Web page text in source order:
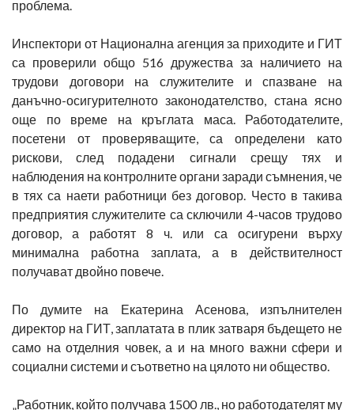
проблема.
Инспектори от Национална агенция за приходите и ГИТ
са проверили общо 516 дружества за наличието на
трудови договори на служителите и спазване на
данъчно-осигурителното законодателство, стана ясно
още по време на кръглата маса. Работодателите,
посетени от проверяващите, са определени като
рискови, след подадени сигнали срещу тях и
наблюдения на контролните органи заради съмнения, че
в тях са наети работници без договор. Често в такива
предприятия служителите са сключили 4-часов трудово
договор, а работят 8 ч. или са осигурени върху
минимална работна заплата, а в действителност
получават двойно повече.
По думите на Екатерина Асенова, изпълнителен
директор на ГИТ, заплатата в плик затваря бъдещето не
само на отделния човек, а и на много важни сфери и
социални системи и съответно на цялото ни общество.
„Работник, който получава 1500 лв., но работодателят му